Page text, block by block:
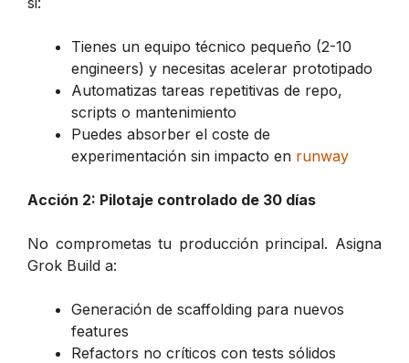
Tienes un equipo técnico pequeño (2-10
engineers) y necesitas acelerar prototipado
Automatizas tareas repetitivas de repo,
scripts o mantenimiento
Puedes absorber el coste de
experimentación sin impacto en runway
Acción 2: Pilotaje controlado de 30 días
No comprometas tu producción principal. Asigna
Grok Build a:
Generación de scaffolding para nuevos
features
Refactors no críticos con tests sólidos